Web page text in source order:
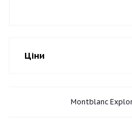
Ціни
Montblanc